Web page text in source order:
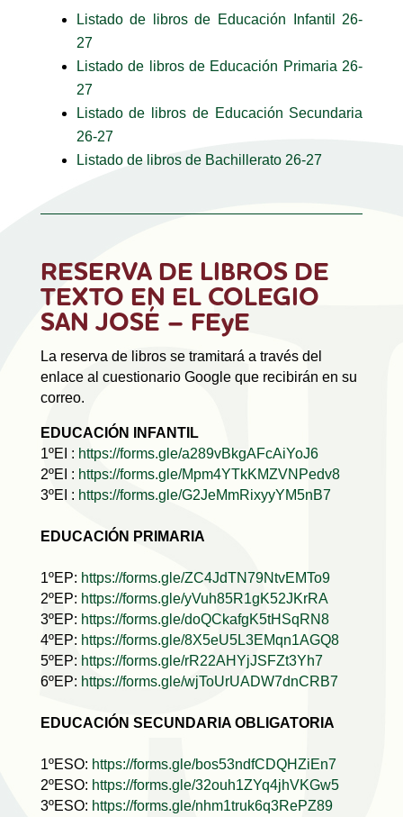
Listado de libros de Educación Infantil 26-
27
Listado de libros de Educación Primaria 26-
27
Listado de libros de Educación Secundaria
26-27
Listado de libros de Bachillerato 26-27
RESERVA DE LIBROS DE
TEXTO EN EL COLEGIO
SAN JOSÉ – FEyE
La reserva de libros se tramitará a través del
enlace al cuestionario Google que recibirán en su
correo.
EDUCACIÓN INFANTIL
1ºEI : https://forms.gle/a289vBkgAFcAiYoJ6
2ºEI : https://forms.gle/Mpm4YTkKMZVNPedv8
3ºEI : https://forms.gle/G2JeMmRixyyYM5nB7
EDUCACIÓN PRIMARIA
1ºEP: https://forms.gle/ZC4JdTN79NtvEMTo9
2ºEP: https://forms.gle/yVuh85R1gK52JKrRA
3ºEP: https://forms.gle/doQCkafgK5tHSqRN8
4ºEP: https://forms.gle/8X5eU5L3EMqn1AGQ8
5ºEP: https://forms.gle/rR22AHYjJSFZt3Yh7
6ºEP: https://forms.gle/wjToUrUADW7dnCRB7
EDUCACIÓN SECUNDARIA OBLIGATORIA
1ºESO: https://forms.gle/bos53ndfCDQHZiEn7
2ºESO: https://forms.gle/32ouh1ZYq4jhVKGw5
3ºESO: https://forms.gle/nhm1truk6q3RePZ89